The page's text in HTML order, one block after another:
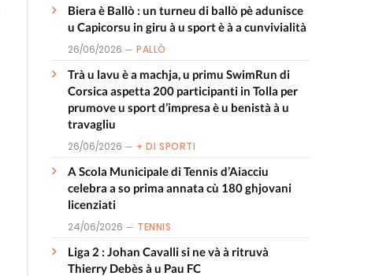
Biera è Ballò : un turneu di ballò pè adunisce
u Capicorsu in giru à u sport è à a cunvivialità
26/06/2026 PALLÒ
Trà u lavu è a machja, u primu SwimRun di
Corsica aspetta 200 participanti in Tolla per
prumove u sport d’impresa è u benistà à u
travagliu
26/06/2026 + DI SPORTI
A Scola Municipale di Tennis d’Aiacciu
celebra a so prima annata cù 180 ghjovani
licenziati
24/06/2026 TENNIS
Liga 2 : Johan Cavalli si ne và à ritruvà
Thierry Debès à u Pau FC